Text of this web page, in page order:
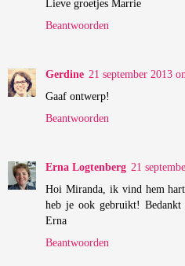
Lieve groetjes Marrie
Beantwoorden
Gerdine 21 september 2013
Gaaf ontwerp!
Beantwoorden
Erna Logtenberg 21
Hoi Miranda, ik vind hem
heb je ook gebruikt! Bedankt
Erna
Beantwoorden